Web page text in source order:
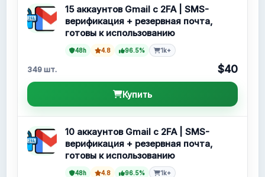
15 аккаунтов Gmail с 2FA | SMS-
верификация + резервная почта,
готовы к использованию
48h 4.8 96.5% 1k+
349 шт. $40
Купить
10 аккаунтов Gmail с 2FA | SMS-
верификация + резервная почта,
готовы к использованию
48h 4.8 96.5% 1k+